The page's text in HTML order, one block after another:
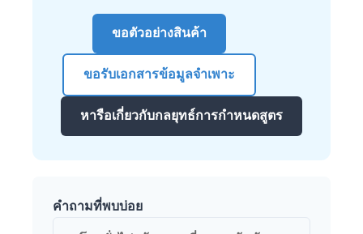
ขอตัวอย่างสินค้า
ขอรับเอกสารข้อมูลจำเพาะ
หารือเกี่ยวกับกลยุทธ์การกำหนดสูตร
คำถามที่พบบ่อย